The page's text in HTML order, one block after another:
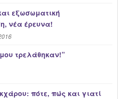
εξωσωματική
νέα έρευνα!
τρελάθηκαν!”
πότε, πώς και γιατί